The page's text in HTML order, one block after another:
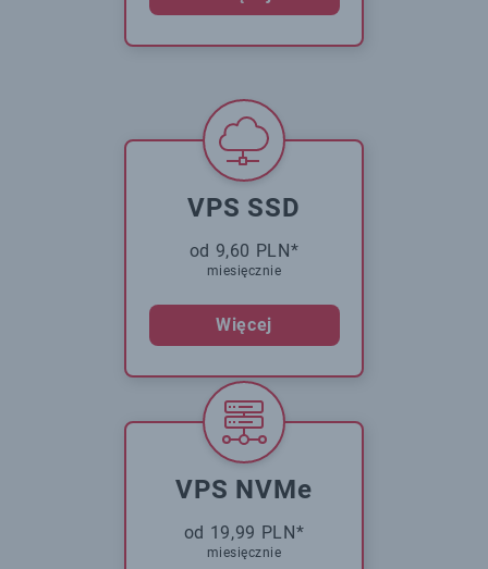
VPS SSD
od 9,60 PLN*
miesięcznie
Więcej
VPS NVMe
od 19,99 PLN*
miesięcznie